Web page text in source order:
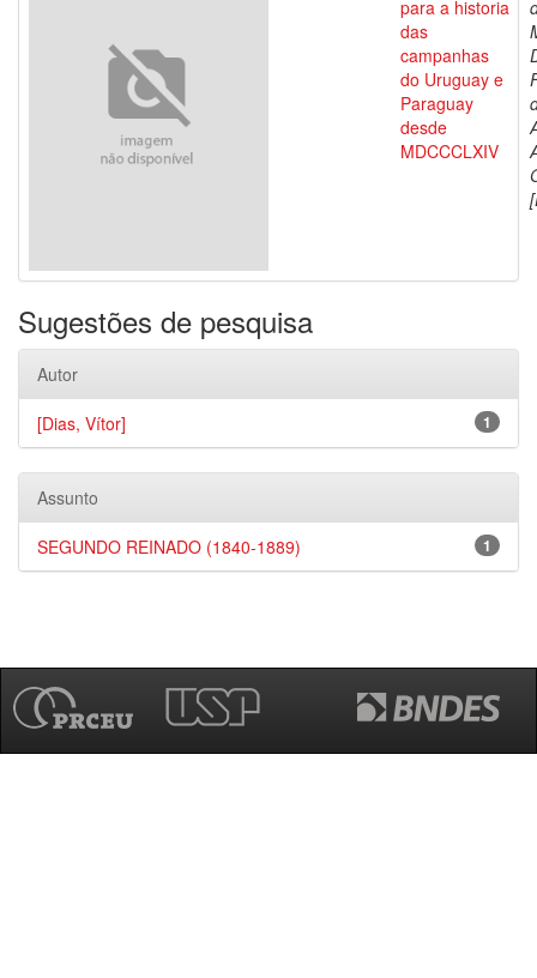
para a historia
das
campanhas
do Uruguay e
Paraguay
desde
MDCCCLXIV
Sugestões de pesquisa
Autor
1
[Dias, Vítor]
Assunto
1
SEGUNDO REINADO (1840-1889)